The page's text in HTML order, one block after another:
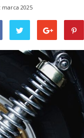
marca 2025